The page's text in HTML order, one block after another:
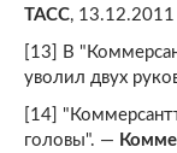
ТАСС, 13.12.2011
[13] В
уволил двух
[14]
головы". —